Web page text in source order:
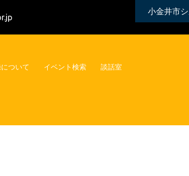
小金井市
ついて イベント検索 談話室